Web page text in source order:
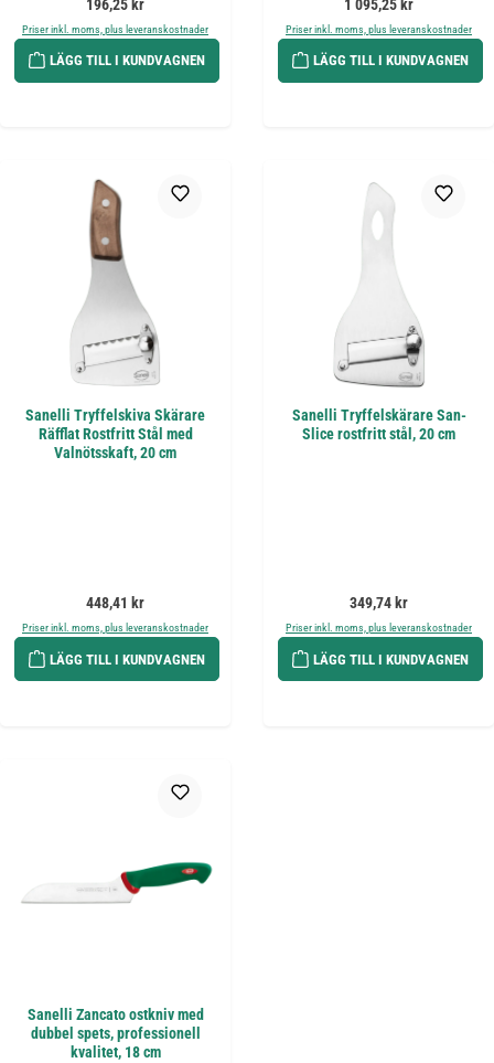
196,25 kr
Priser inkl. moms, plus leveranskostnader
LÄGG TILL I KUNDVAGNEN
1 095,25 kr
Priser inkl. moms, plus leveranskostnader
LÄGG TILL I KUNDVAGNEN
Sanelli Tryffelskiva Skärare
Räfflat Rostfritt Stål med
Valnötsskaft, 20 cm
Ordinarie pris:
448,41 kr
Priser inkl. moms, plus leveranskostnader
LÄGG TILL I KUNDVAGNEN
Sanelli Tryffelskärare San-
Slice rostfritt stål, 20 cm
Ordinarie pris:
349,74 kr
Priser inkl. moms, plus leveranskostnader
LÄGG TILL I KUNDVAGNEN
Sanelli Zancato ostkniv med
dubbel spets, professionell
kvalitet, 18 cm